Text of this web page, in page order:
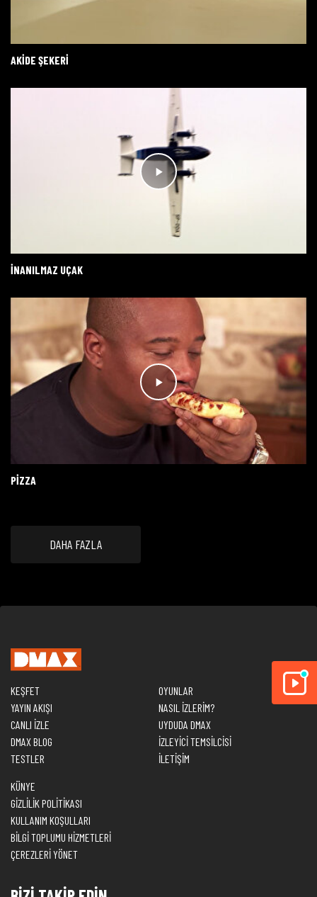
AKIDE ŞEKERI
İNANILMAZ UÇAK
PIZZA
DAHA FAZLA
KEŞFET
YAYIN AKIŞI
CANLI İZLE
DMAX BLOG
TESTLER
OYUNLAR
NASIL İZLERİM?
UYDUDA DMAX
İZLEYİCİ TEMSİLCİSİ
İLETİŞİM
KÜNYE
GİZLİLİK POLİTİKASI
KULLANIM KOŞULLARI
BİLGİ TOPLUMU HİZMETLERİ
ÇEREZLERİ YÖNET